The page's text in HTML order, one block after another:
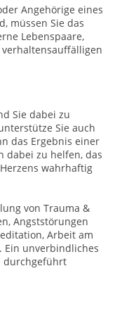
Angehörige eines
müssen Sie das
Lebenspaare,
Sie dabei zu
Sie auch
das Ergebnis einer
dabei zu helfen, das
wahrhaftig
von Trauma &
Angststörungen
Arbeit am
Ein unverbindliches
durchgeführt